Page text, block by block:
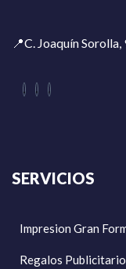
📍C. Joaquín
SERVICIOS
Impresion Gran
Regalos